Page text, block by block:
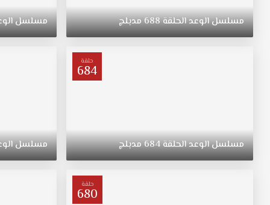
تبقى
"ريهان"
636
مدبلج
قصة
مسلسلالوعدالحلقة688مدبلج مسلسل
حلقة
684
مسلسلالوعدالحلقة684مدبلج مسلسل
حلقة
680